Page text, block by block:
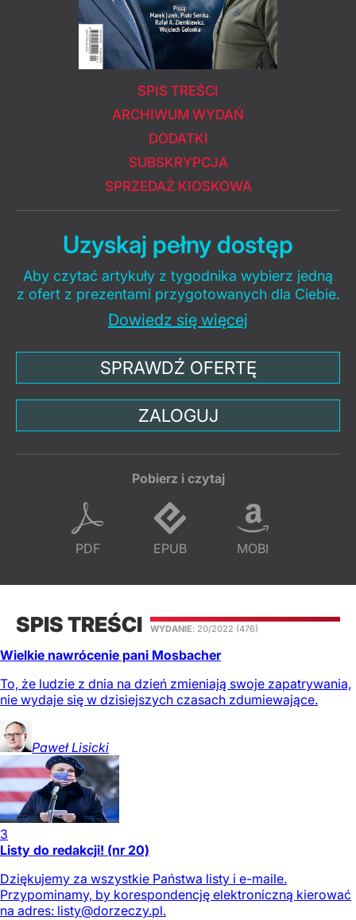
SPIS TREŚCI
ARCHIWUM WYDAŃ
DODATKI
SUBSKRYPCJA
SPRZEDAŻ KIOSKOWA
Uzyskaj pełny dostęp
Aby czytać artykuły z tygodnika wybierz jedną
z ofert z prezentami przygotowanych dla Ciebie.
Dowiedz się więcej
SPRAWDŹ OFERTĘ
ZALOGUJ
Pobierz i czytaj
PDF EPUB MOBI
SPIS TREŚCI WYDANIE: 20/2022 (476)
Wielkie nawrócenie pani Mosbacher
To, że ludzie z dnia na dzień zmieniają swoje zapatrywania,
nie wydaje się w dzisiejszych czasach zdumiewające.
Paweł Lisicki
3
Listy do redakcji! (nr 20)
Dziękujemy za wszystkie Państwa listy i e-maile.
Przypominamy, by korespondencję elektroniczną kierować
na adres: listy@dorzeczy.pl.